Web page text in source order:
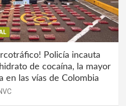
Policía incauta
de cocaína, la mayor
en las vías de Colombia